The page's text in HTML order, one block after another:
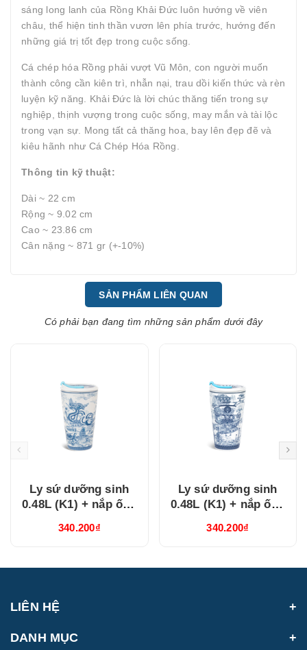
sáng long lanh của Rồng Khải Đức luôn hướng về viên
châu, thể hiện tinh thần vươn lên phía trước, hướng đến
những giá trị tốt đẹp trong cuộc sống.
Cá chép hóa Rồng phải vượt Vũ Môn, con người muốn
thành công cần kiên trì, nhẫn nại, trau dồi kiến thức và rèn
luyện kỹ năng. Khải Đức là lời chúc thăng tiến trong sự
nghiệp, thịnh vượng trong cuộc sống, may mắn và tài lộc
trong vạn sự. Mong tất cả thăng hoa, bay lên đẹp đẽ và
kiêu hãnh như Cá Chép Hóa Rồng.
Thông tin kỹ thuật:
Dài ~ 22 cm
Rộng ~ 9.02 cm
Cao ~ 23.86 cm
Cân nặng ~ 871 gr (+-10%)
SẢN PHẨM LIÊN QUAN
Có phải bạn đang tìm những sản phẩm dưới đây
Ly sứ dưỡng sinh
0.48L (K1) + nắp ống
(214888VHNH)
340.200₫
Ly sứ dưỡng sinh
0.48L (K1) + nắp ống
Bộ Sài Gòn
340.200₫
LIÊN HỆ
DANH MỤC